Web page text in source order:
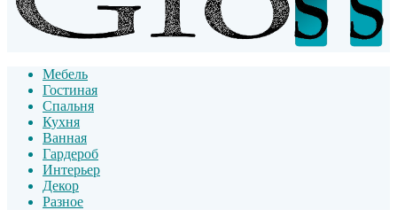
Мебель
Гостиная
Спальня
Кухня
Ванная
Гардероб
Интерьер
Декор
Разное